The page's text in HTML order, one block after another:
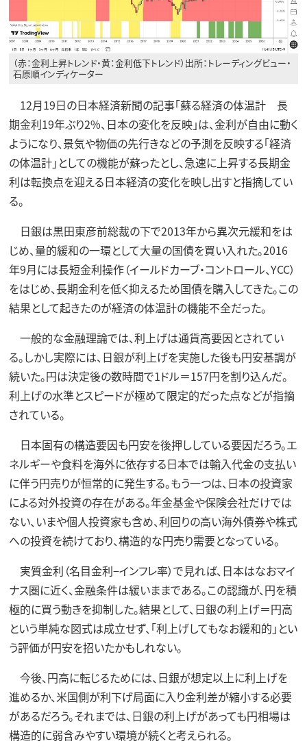
（赤：金利上昇トレンド・黄：金利低下トレンド）出所：トレーディングビュー・
石原順インディケーター
12月19日の日本経済新聞の記事「蘇る経済の体温計 長
期金利19年ぶり2%、日本の変化を反映」は、金利が自由に動く
ようになり、景気や物価の先行きなどの予測を反映する「経済
の体温計」としての機能が蘇ったとし、急速に上昇する長期金
利は転換点を迎える日本経済の変化を映し出すと指摘してい
る。
日銀は黒田東彦前総裁の下で2013年から異次元緩和をは
じめ、量的緩和の一環として大量の国債を買い入れた。2016
年9月には長短金利操作（イールドカーブ・コントロール、YCC）
をはじめ、長期金利を低く抑えるため国債を購入してきた。この
結果として起きたのが経済の体温計の機能不全だった。
一般的な金融理論では、利上げは通貨高要因とされてい
る。しかし実際には、日銀が利上げを実施した後も円安基調が
続いた。円は決定後の数時間で1ドル＝157円を割り込んだ。
利上げの水準とスピードが極めて限定的だった点などが指摘
されている。
日本固有の構造要因も円安を後押ししている要因だろう。エ
ネルギーや食料を海外に依存する日本では輸入代金の支払い
に伴う円売りが恒常的に発生する。もう一つは、日本の投資家
による対外投資の存在がある。年金基金や保険会社だけでは
ない、いまや個人投資家も含め、利回りの高い海外債券や株式
への投資を続けており、構造的な円売り需要となっている。
実質金利（名目金利−インフレ率）で見れば、日本はなおマイ
ナス圏に近く、金融条件は緩いままである。この認識が、円を積
極的に買う動きを抑制した。結果として、日銀の利上げ＝円高
という単純な図式は成立せず、「利上げしてもなお緩和的」とい
う評価が円安を招いたかもしれない。
今後、円高に転じるためには、日銀が想定以上に利上げを
進めるか、米国側が利下げ局面に入り金利差が縮小する必要
があるだろう。それまでは、日銀の利上げがあっても円相場は
構造的に弱含みやすい環境が続くと考えられる。